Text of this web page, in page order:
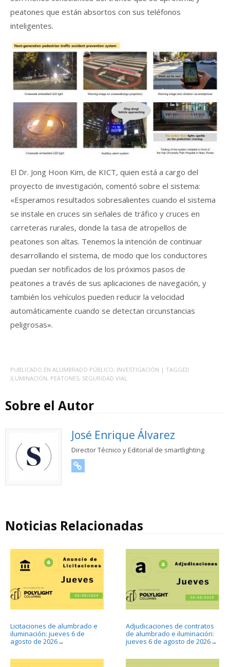
peatones que están absortos con sus teléfonos
inteligentes.
El Dr. Jong Hoon Kim, de KICT, quien está a cargo del
proyecto de investigación, comentó sobre el sistema:
«Esperamos resultados sobresalientes cuando el sistema
se instale en cruces sin señales de tráfico y cruces en
carreteras rurales, donde la tasa de atropellos de
peatones son altas. Tenemos la intención de continuar
desarrollando el sistema, de modo que los conductores
puedan ser notificados de los próximos pasos de
peatones a través de sus aplicaciones de navegación, y
también los vehículos pueden reducir la velocidad
automáticamente cuando se detectan circunstancias
peligrosas».
PUBLICADO EN ALUMBRADO PÚBLICO, INVESTIGACIÓN | TAGGED
ILUMINACIÓN, PEATONES, SEGURIDAD VIAL
Sobre el Autor
José Enrique Álvarez
Director Técnico y Editorial de smartlighting
Noticias Relacionadas
Licitaciones de alumbrado e
iluminación: jueves 6 de
agosto de 2026→
Adjudicaciones de contratos
de alumbrado e iluminación:
jueves 6 de agosto de 2026→